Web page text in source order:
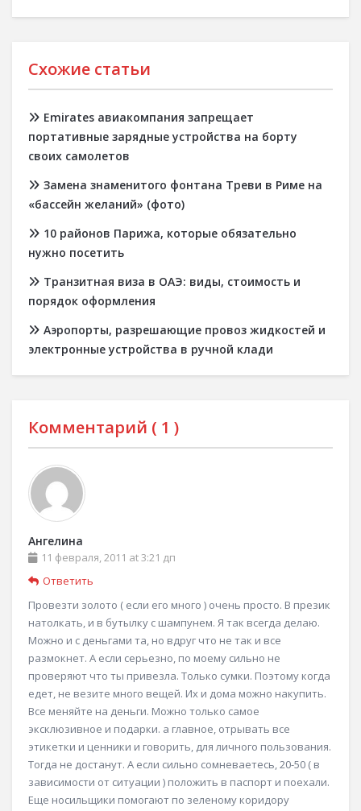
Схожие статьи
Emirates авиакомпания запрещает
портативные зарядные устройства на борту
своих самолетов
Замена знаменитого фонтана Треви в Риме на
«бассейн желаний» (фото)
10 районов Парижа, которые обязательно
нужно посетить
Транзитная виза в ОАЭ: виды, стоимость и
порядок оформления
Аэропорты, разрешающие провоз жидкостей и
электронные устройства в ручной клади
Комментарий ( 1 )
Ангелина
11 февраля, 2011 at 3:21 дп
Ответить
Провезти золото ( если его много ) очень просто. В презик
натолкать, и в бутылку с шампунем. Я так всегда делаю.
Можно и с деньгами та, но вдруг что не так и все
размокнет. А если серьезно, по моему сильно не
проверяют что ты привезла. Только сумки. Поэтому когда
едет, не везите много вещей. Их и дома можно накупить.
Все меняйте на деньги. Можно только самое
эксклюзивное и подарки. а главное, отрывать все
этикетки и ценники и говорить, для личного пользования.
Тогда не достанут. А если сильно сомневаетесь, 20-50 ( в
зависимости от ситуации ) положить в паспорт и поехали.
Еще носильщики помогают по зеленому коридору